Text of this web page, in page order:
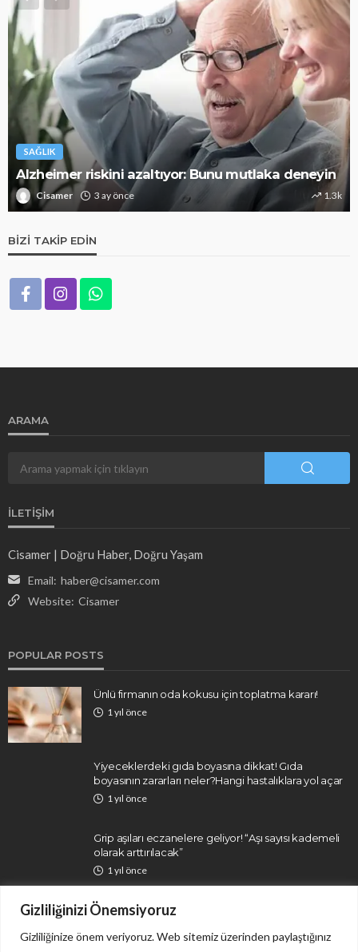
Gizliliğinizi Önemsiyoruz
Gizliliğinize önem veriyoruz. Web sitemiz üzerinden paylaştığınız
SAĞLIK
Alzheimer riskini azaltıyor: Bunu mutlaka deneyin
Cisamer 3 ay önce 1.3k
BIZI TAKIP EDIN
ARAMA
İLETIŞIM
Cisamer | Doğru Haber, Doğru Yaşam
Email: haber@cisamer.com
Website: Cisamer
POPULAR POSTS
Ünlü firmanın oda kokusu için toplatma kararı!
1 yıl önce
Yiyeceklerdeki gıda boyasına dikkat! Gıda
boyasının zararları neler?Hangi hastalıklara yol açar
1 yıl önce
Grip aşıları eczanelere geliyor! “Aşı sayısı kademeli
olarak arttırılacak”
1 yıl önce